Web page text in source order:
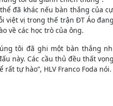
đã khác nếu bàn thắng của
việt vị trong thế trận ĐT Áo
về các học trò của ông.
tôi đã ghi một bàn thắng
này. Các cầu thủ đều thất
rất tự hào”, HLV Franco Foda nói.